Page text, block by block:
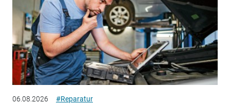
06.08.2026 #Reparatur